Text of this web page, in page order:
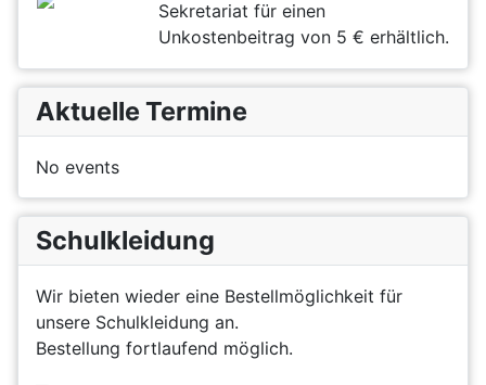
Sekretariat für einen
Unkostenbeitrag von 5 € erhältlich.
Aktuelle Termine
No events
Schulkleidung
Wir bieten wieder eine Bestellmöglichkeit für
unsere Schulkleidung an.
Bestellung fortlaufend möglich.